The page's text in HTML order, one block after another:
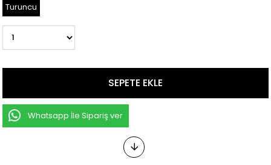
Turuncu
Whatsapp İle Sipariş ver